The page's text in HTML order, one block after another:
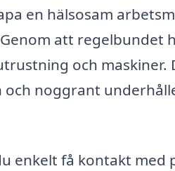
en hälsosam
att regelbundet
och maskiner.
noggrant
enkelt få kontakt med